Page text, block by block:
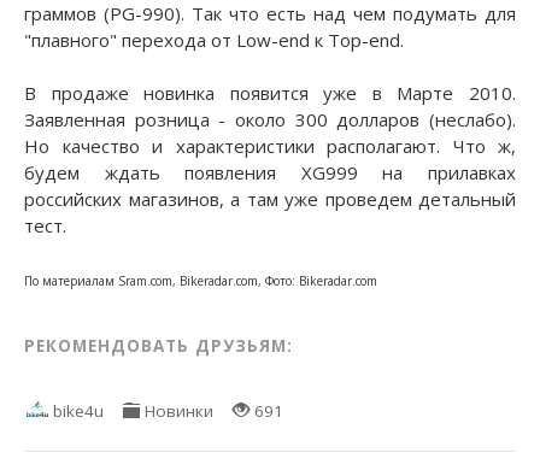
граммов (PG-990). Так что есть над чем подумать для
"плавного" перехода от Low-end к Top-end.
В продаже новинка появится уже в Марте 2010.
Заявленная розница - около 300 долларов (неслабо).
Но качество и характеристики располагают. Что ж,
будем ждать появления XG999 на прилавках
российских магазинов, а там уже проведем детальный
тест.
По материалам Sram.com, Bikeradar.com, Фото: Bikeradar.com
РЕКОМЕНДОВАТЬ ДРУЗЬЯМ:
bike4u Новинки 691